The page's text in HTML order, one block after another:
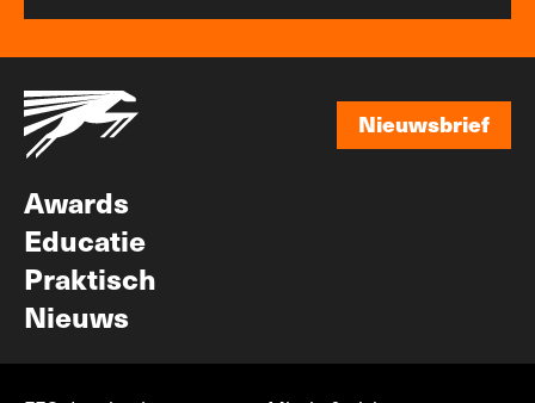
Nieuwsbrief
Awards
Educatie
Praktisch
Nieuws